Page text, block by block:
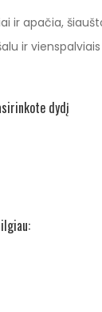
ir apačia,
ir
dydį